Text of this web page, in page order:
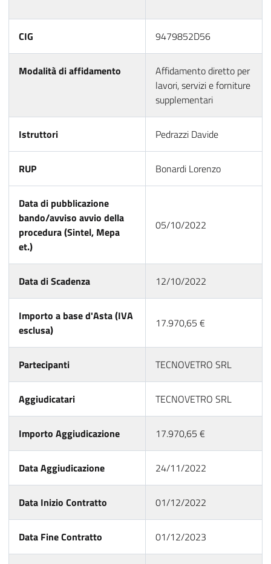
CIG 9479852D56
Modalità di affidamento
Affidamento diretto per
lavori, servizi e forniture
supplementari
Istruttori Pedrazzi Davide
RUP Bonardi Lorenzo
Data di pubblicazione
bando/avviso avvio della
procedura (Sintel, Mepa
et.)
05/10/2022
Data di Scadenza 12/10/2022
Importo a base d'Asta (IVA
esclusa)
17.970,65 €
Partecipanti TECNOVETRO SRL
Aggiudicatari TECNOVETRO SRL
Importo Aggiudicazione 17.970,65 €
Data Aggiudicazione 24/11/2022
Data Inizio Contratto 01/12/2022
Data Fine Contratto 01/12/2023